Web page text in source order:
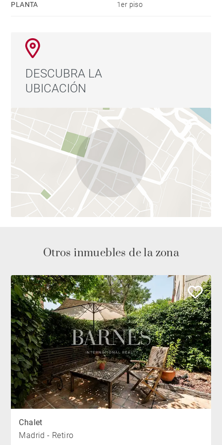
PLANTA 1er piso
DESCUBRA LA
UBICACIÓN
Otros inmuebles de la zona
Chalet
Madrid - Retiro